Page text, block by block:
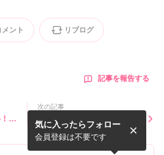
メント リブログ
記事を報告する
次の記事
フリーランス・副業…働き方
を考えたい人必見！無料のZ
oomセミナー開催中♪
気に入ったらフォロー
会員登録は不要です